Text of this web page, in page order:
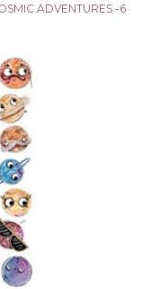
ADVENTURES -6